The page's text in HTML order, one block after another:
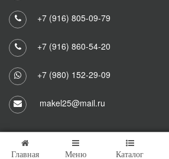
+7 (916) 805-09-79
+7 (916) 860-54-20
+7 (980) 152-29-09
makel25@mail.ru
Главная Меню Каталог